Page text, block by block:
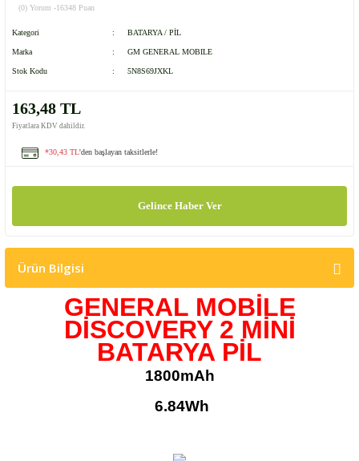
(0) Yorum -16348 Puan
Kategori BATARYA / PİL
Marka GM GENERAL MOBILE
Stok Kodu 5N8S69JXKL
163,48 TL
Fiyatlara KDV dahildir.
*30,43 TL'den başlayan taksitlerle!
Gelince Haber Ver
Ürün Bilgisi
GENERAL MOBİLE
DİSCOVERY 2 MİNİ
BATARYA PİL
1800mAh
6.84Wh